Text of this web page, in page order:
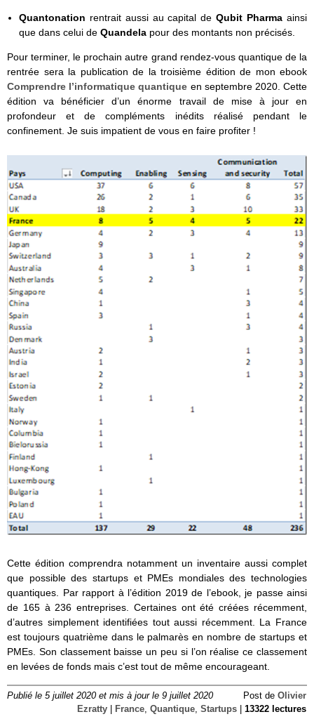
Quantonation rentrait aussi au capital deQubit Pharmaainsi
que dans celui de Quandela pour des montants non précisés.
Pour terminer, le prochain autre grand rendez-vous quantique de la
rentrée sera la publication de la troisième édition de mon ebook
Comprendre l’informatique quantique en septembre 2020. Cette
édition va bénéficier d’un énorme travail de mise à jour en
profondeur et de compléments inédits réalisé pendant le
confinement. Je suis impatient de vous en faire profiter !
Cette édition comprendra notamment un inventaire aussi complet
que possible des startups et PMEs mondiales des technologies
quantiques. Par rapport à l’édition 2019 de l’ebook, je passe ainsi
de 165 à 236 entreprises. Certaines ont été créées récemment,
d’autres simplement identifiées tout aussi récemment. La France
est toujours quatrième dans le palmarès en nombre de startups et
PMEs. Son classement baisse un peu si l’on réalise ce classement
en levées de fonds mais c’est tout de même encourageant.
Publié le 5 juillet 2020 et mis à jour le 9 juillet 2020 Post de Olivier
Ezratty
France Quantique Startups 13322 lectures